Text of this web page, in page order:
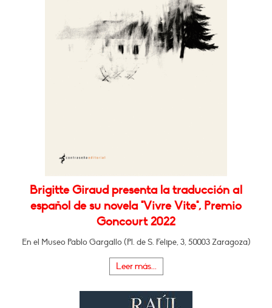
Brigitte Giraud presenta la traducción al
español de su novela "Vivre Vite", Premio
Goncourt 2022
En el Museo Pablo Gargallo (Pl. de S. Felipe, 3, 50003 Zaragoza)
Leer más...